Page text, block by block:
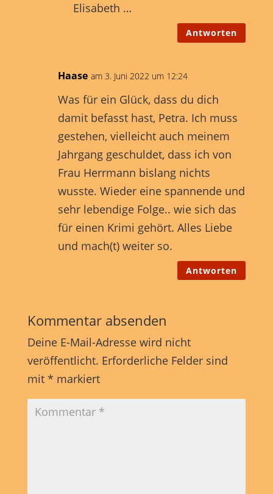
Elisabeth …
Antworten
Haase am 3. Juni 2022 um 12:24
Was für ein Glück, dass du dich
damit befasst hast, Petra. Ich muss
gestehen, vielleicht auch meinem
Jahrgang geschuldet, dass ich von
Frau Herrmann bislang nichts
wusste. Wieder eine spannende und
sehr lebendige Folge.. wie sich das
für einen Krimi gehört. Alles Liebe
und mach(t) weiter so.
Antworten
Kommentar absenden
Deine E-Mail-Adresse wird nicht
veröffentlicht. Erforderliche Felder sind
mit * markiert